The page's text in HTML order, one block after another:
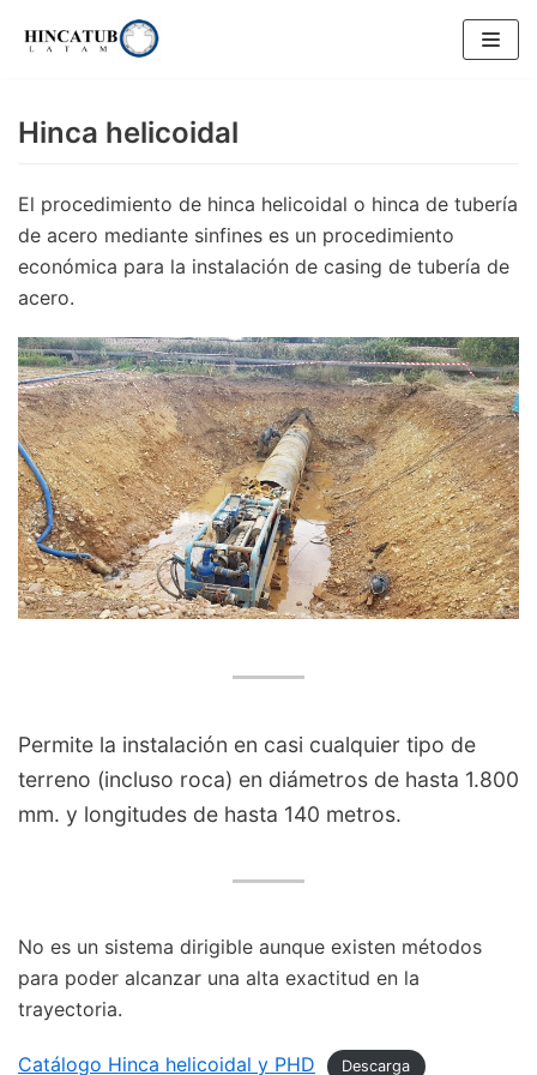
contenido
Hinca helicoidal
El procedimiento de hinca helicoidal o hinca de tubería
de acero mediante sinfines es un procedimiento
económica para la instalación de casing de tubería de
acero.
Permite la instalación en casi cualquier tipo de
terreno (incluso roca) en diámetros de hasta 1.800
mm. y longitudes de hasta 140 metros.
No es un sistema dirigible aunque existen métodos
para poder alcanzar una alta exactitud en la
trayectoria.
Catálogo Hinca helicoidal y PHD Descarga